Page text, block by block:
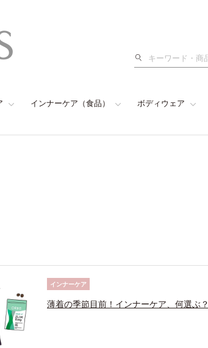
検
インナーケア（食品） ボディウェア
インナーケア
薄着の季節目前！インナーケア、何選ぶ？